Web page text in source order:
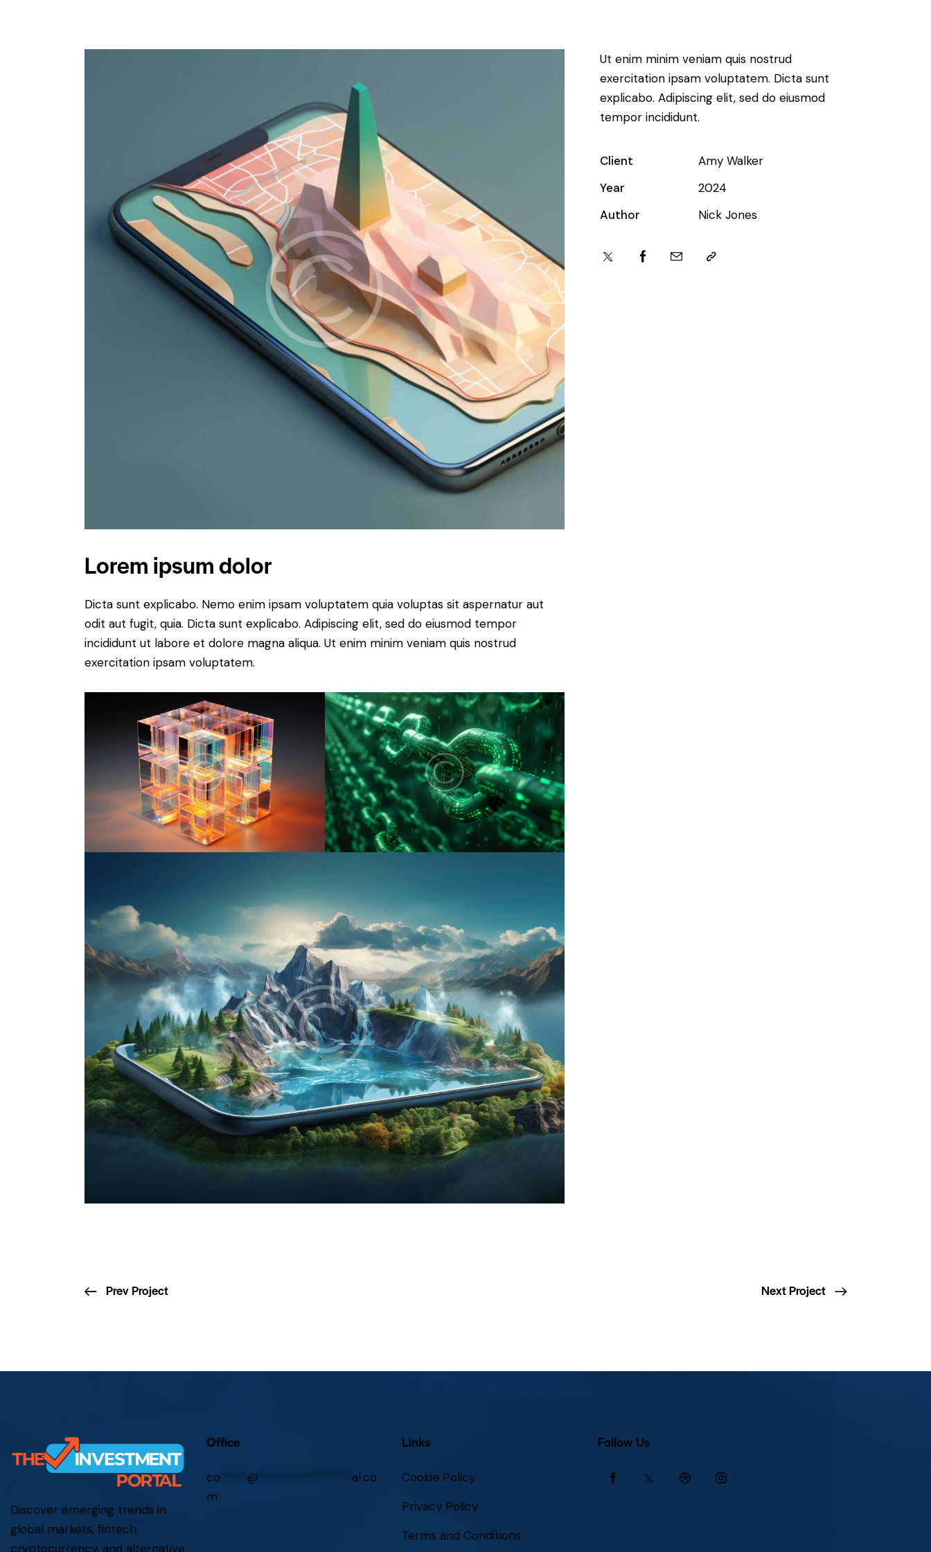
Lorem ipsum dolor
Dicta sunt explicabo. Nemo enim ipsam voluptatem quia voluptas sit aspernatur aut
odit aut fugit, quia. Dicta sunt explicabo. Adipiscing elit, sed do eiusmod tempor
incididunt ut labore et dolore magna aliqua. Ut enim minim veniam quis nostrud
exercitation ipsam voluptatem.
Ut enim minim veniam quis nostrud
exercitation ipsam voluptatem. Dicta sunt
explicabo. Adipiscing elit, sed do eiusmod
tempor incididunt.
Client
Amy Walker
Year
2024
Author
Nick Jones
Prev Project Next Project
Discover emerging trends in
global markets, fintech,
cryptocurrency, and alternative
Office
co***** @***************** al.co
m
Links
Cookie Policy
Privacy Policy
Terms and Conditions
Follow Us